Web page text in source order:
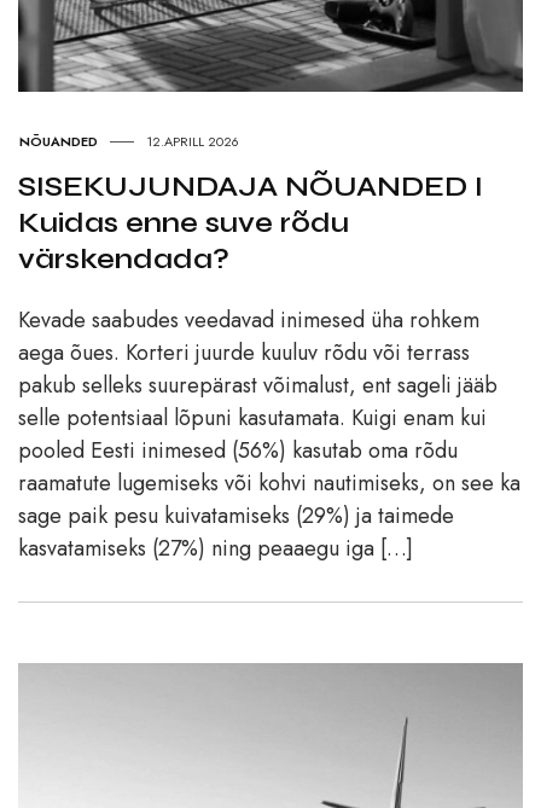
NÕUANDED 12.APRILL 2026
SISEKUJUNDAJA NÕUANDED I
Kuidas enne suve rõdu
värskendada?
Kevade saabudes veedavad inimesed üha rohkem
aega õues. Korteri juurde kuuluv rõdu või terrass
pakub selleks suurepärast võimalust, ent sageli jääb
selle potentsiaal lõpuni kasutamata. Kuigi enam kui
pooled Eesti inimesed (56%) kasutab oma rõdu
raamatute lugemiseks või kohvi nautimiseks, on see ka
sage paik pesu kuivatamiseks (29%) ja taimede
kasvatamiseks (27%) ning peaaegu iga […]